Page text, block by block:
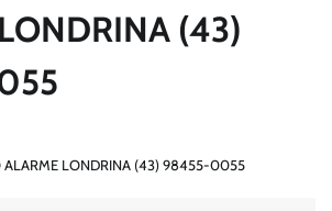
(43)
ALARME LONDRINA (43) 98455-0055